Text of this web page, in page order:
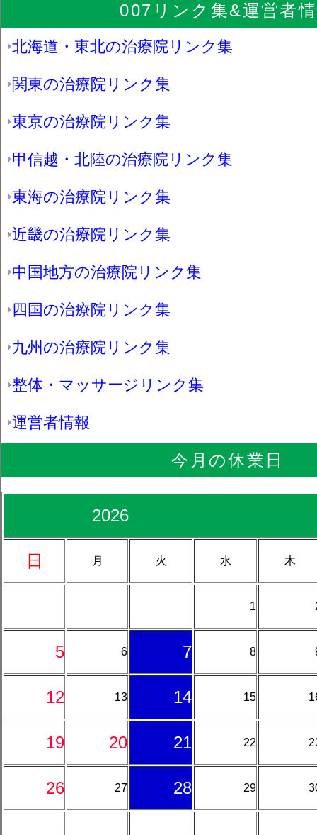
007リンク集&運営者
北海道・東北の治療院リンク集
関東の治療院リンク集
東京の治療院リンク集
甲信越・北陸の治療院リンク集
東海の治療院リンク集
近畿の治療院リンク集
中国地方の治療院リンク集
四国の治療院リンク集
九州の治療院リンク集
整体・マッサージリンク集
運営者情報
今月の休業日
2026 7
日 月 火 水 木
1
5 6 7 8
12 13 14 15
19 20 21 22
26 27 28 29